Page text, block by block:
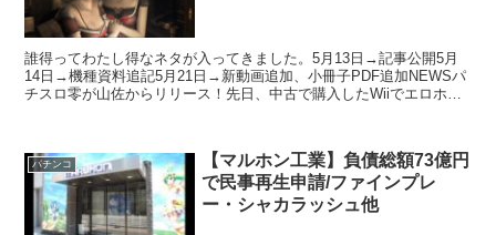
誰得ってわたし得なネタが入ってきました。5月13日→記事公開5月
14日→機種資料追記5月21日→新動画追加、小冊子PDF追加NEWSパ
チスロ零が山佐からリリース！先日、中古で購入したWiiでエロホラ
パチンコ
【マルホン工業】負債総額73億円
で民事再生申請/ファインプレ
ー・シャカラッシュ他